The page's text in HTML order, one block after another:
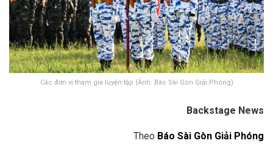
Các đơn vị tham gia luyện tập (Ảnh: Báo Sài Gòn Giải Phóng)
Backstage News
Theo Báo Sài Gòn Giải Phóng